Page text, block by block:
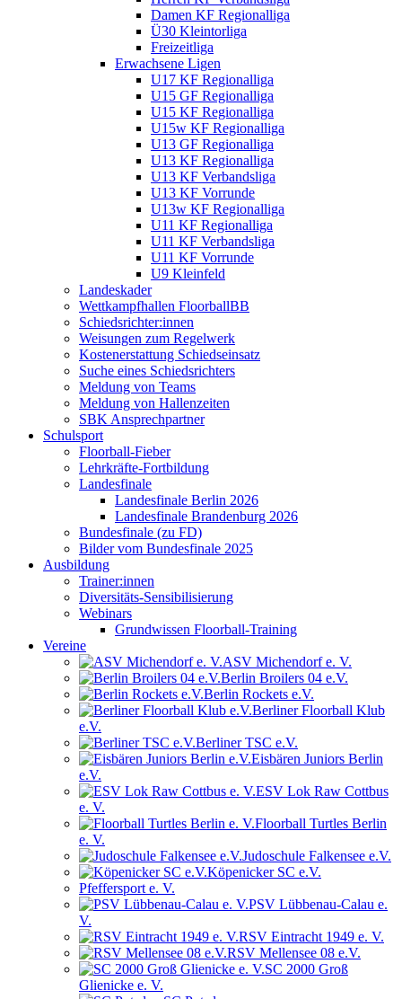
Damen KF Regionalliga
Ü30 Kleintorliga
Freizeitliga
Erwachsene Ligen
U17 KF Regionalliga
U15 GF Regionalliga
U15 KF Regionalliga
U15w KF Regionalliga
U13 GF Regionalliga
U13 KF Regionalliga
U13 KF Verbandsliga
U13 KF Vorrunde
U13w KF Regionalliga
U11 KF Regionalliga
U11 KF Verbandsliga
U11 KF Vorrunde
U9 Kleinfeld
Landeskader
Wettkampfhallen FloorballBB
Schiedsrichter:innen
Weisungen zum Regelwerk
Kostenerstattung Schiedseinsatz
Suche eines Schiedsrichters
Meldung von Teams
Meldung von Hallenzeiten
SBK Ansprechpartner
Schulsport
Floorball-Fieber
Lehrkräfte-Fortbildung
Landesfinale
Landesfinale Berlin 2026
Landesfinale Brandenburg 2026
Bundesfinale (zu FD)
Bilder vom Bundesfinale 2025
Ausbildung
Trainer:innen
Diversitäts-Sensibilisierung
Webinars
Grundwissen Floorball-Training
Vereine
ASV Michendorf e. V.
Berlin Broilers 04 e.V.
Berlin Rockets e.V.
Berliner Floorball Klub
e.V.
Berliner TSC e.V.
Eisbären Juniors Berlin
e.V.
ESV Lok Raw Cottbus
e. V.
Floorball Turtles Berlin
e. V.
Judoschule Falkensee e.V.
Köpenicker SC e.V.
Pfeffersport e. V.
PSV Lübbenau-Calau e.
V.
RSV Eintracht 1949 e. V.
RSV Mellensee 08 e.V.
SC 2000 Groß
Glienicke e. V.